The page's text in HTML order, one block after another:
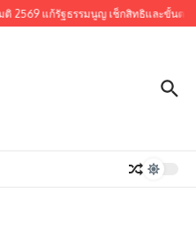
ติ 2569 แก้รัฐธรรมนูญ เช็กสิทธิและขั้นตอ